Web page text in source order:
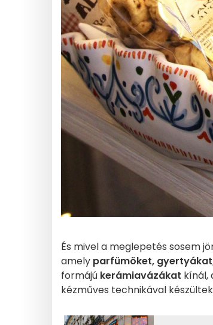
És mivel a meglepetés sosem
amely parfümöket,
formájú kerámiavázákat kínál,
kézműves technikával